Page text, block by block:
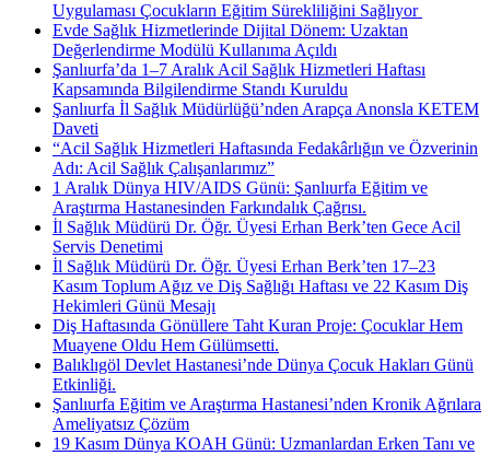
Uygulaması Çocukların Eğitim Sürekliliğini Sağlıyor ​
Evde Sağlık Hizmetlerinde Dijital Dönem: Uzaktan
Değerlendirme Modülü Kullanıma Açıldı
Şanlıurfa’da 1–7 Aralık Acil Sağlık Hizmetleri Haftası
Kapsamında Bilgilendirme Standı Kuruldu
Şanlıurfa İl Sağlık Müdürlüğü’nden Arapça Anonsla KETEM
Daveti
“Acil Sağlık Hizmetleri Haftasında Fedakârlığın ve Özverinin
Adı: Acil Sağlık Çalışanlarımız”
1 Aralık Dünya HIV/AIDS Günü: Şanlıurfa Eğitim ve
Araştırma Hastanesinden Farkındalık Çağrısı.
İl Sağlık Müdürü Dr. Öğr. Üyesi Erhan Berk’ten Gece Acil
Servis Denetimi
İl Sağlık Müdürü Dr. Öğr. Üyesi Erhan Berk’ten 17–23
Kasım Toplum Ağız ve Diş Sağlığı Haftası ve 22 Kasım Diş
Hekimleri Günü Mesajı
Diş Haftasında Gönüllere Taht Kuran Proje: Çocuklar Hem
Muayene Oldu Hem Gülümsetti.
Balıklıgöl Devlet Hastanesi’nde Dünya Çocuk Hakları Günü
Etkinliği.
Şanlıurfa Eğitim ve Araştırma Hastanesi’nden Kronik Ağrılara
Ameliyatsız Çözüm
19 Kasım Dünya KOAH Günü: Uzmanlardan Erken Tanı ve